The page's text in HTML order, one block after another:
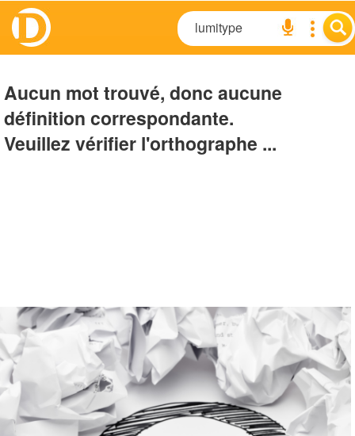
Aucun mot trouvé, donc aucune
définition correspondante.
Veuillez vérifier l'orthographe ...